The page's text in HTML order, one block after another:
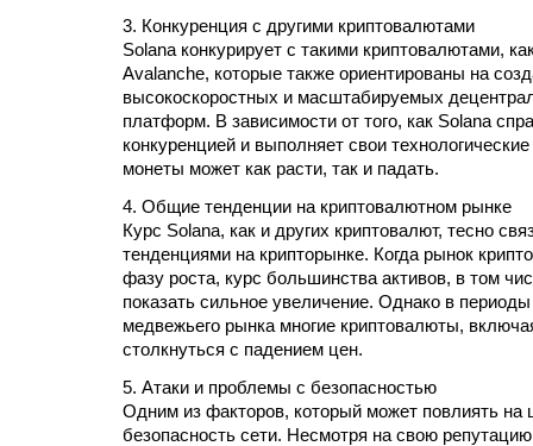
3. Конкуренция с другими криптовалютами
Solana конкурирует с такими криптовалютами,
Avalanche, которые также ориентированы на
высокоскоростных и масштабируемых
платформ. В зависимости от того, как Solana
конкуренцией и выполняет свои
монеты может как расти, так и падать.
4. Общие тенденции на криптовалютном рынке
Курс Solana, как и других криптовалют, тесно
тенденциями на крипторынке. Когда рынок
фазу роста, курс большинства активов, в том
показать сильное увеличение. Однако в
медвежьего рынка многие криптовалюты,
столкнуться с падением цен.
5. Атаки и проблемы с безопасностью
Одним из факторов, который может повлиять на
безопасность сети. Несмотря на свою репутацию